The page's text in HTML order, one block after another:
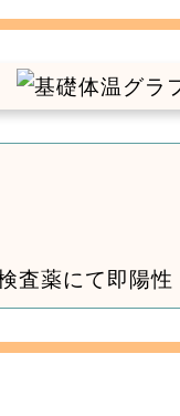
査薬にて即陽性